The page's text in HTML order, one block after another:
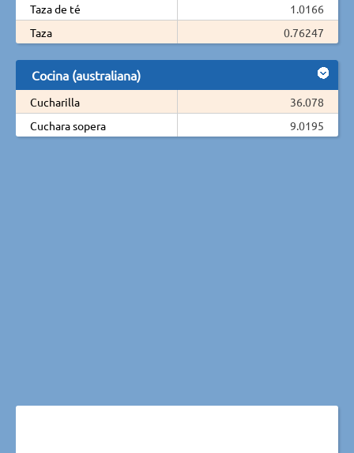
Taza de té
1.0166
Taza
0.76247
Cocina (australiana)
Cucharilla
36.078
Cuchara sopera
9.0195